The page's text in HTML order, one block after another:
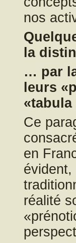
nos
la
… par
leurs
Ce
en
évident,
réalité